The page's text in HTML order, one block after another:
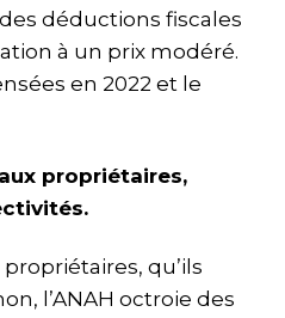
déductions fiscales
à un prix modéré.
en 2022 et le
propriétaires,
qu’ils
l’ANAH octroie des